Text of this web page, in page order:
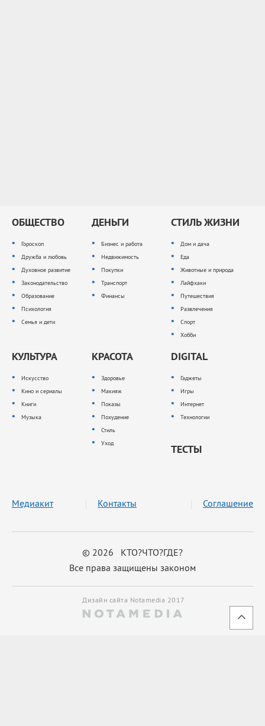
ОБЩЕСТВО
Гороскоп
Дружба и любовь
Духовное развитие
Законодательство
Образование
Психология
Семья и дети
ДЕНЬГИ
Бизнес и работа
Недвижимость
Покупки
Транспорт
Финансы
СТИЛЬ ЖИЗНИ
Дом и дача
Еда
Животные и природа
Лайфхаки
Путешествия
Развлечения
Спорт
Хобби
КУЛЬТУРА
Искусство
Кино и сериалы
Книги
Музыка
КРАСОТА
Здоровье
Макияж
Показы
Похудение
Стиль
Уход
DIGITAL
Гаджеты
Игры
Интернет
Технологии
ТЕСТЫ
© 2026 КТО?ЧТО?ГДЕ?
Все права защищены законом
Медиакит Контакты Соглашение
Дизайн сайта Notamedia 2017